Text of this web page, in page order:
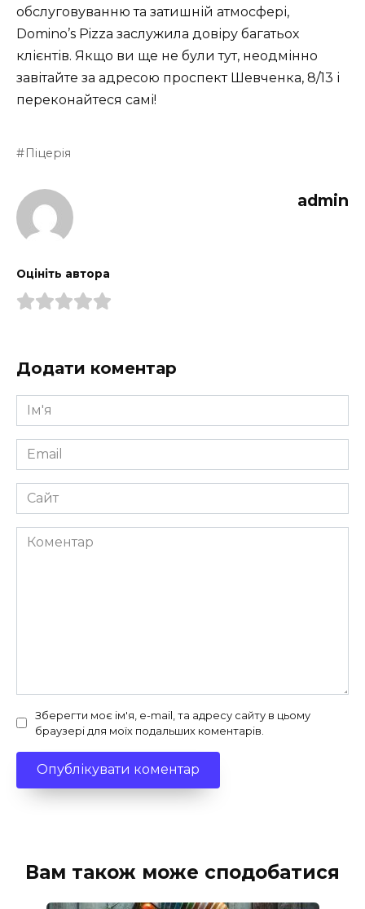
обслуговуванню та затишній атмосфері,
Domino’s Pizza заслужила довіру багатьох
клієнтів. Якщо ви ще не були тут, неодмінно
завітайте за адресою проспект Шевченка, 8/13 і
переконайтеся самі!
Піцерія
admin
Оцініть автора
Додати коментар
Ім'я
*
Email
*
Сайт
Коментар
Зберегти моє ім'я, e-mail, та адресу сайту в цьому
браузері для моїх подальших коментарів.
Вам також може сподобатися